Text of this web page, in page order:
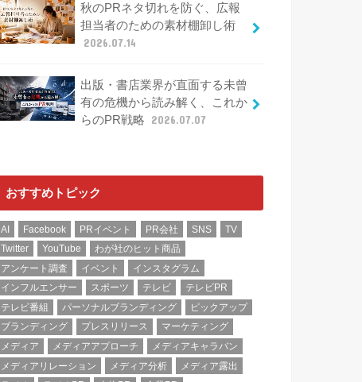
秋のPRネタ切れを防ぐ、広報
担当者のための素材棚卸し術
2026.07.14
出版・書店業界が直面する未曾
有の危機から読み解く、これか
らのPR戦略
2026.07.07
おすすめトピック
AI Facebook PRイベント PR会社 SNS
TV
Twitter
YouTube
わが社のヒット商品
アンケート調査
イベント
インスタグラム
インフルエンサー
スポーツ テレビ
テレビPR
テレビ番組
パーソナルブランディング
ピックアップ
ブランディング
プレスリリース
マーケティング
メディア
メディアアプローチ
メディアキャラバン
メディアリレーション
メディア分析
メディア露出